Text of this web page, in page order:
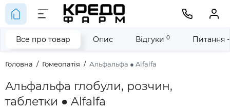
Головна Гомеопатія Альфальфа ● Alfalfa
Альфальфа глобули, розчин,
таблетки ● Alfalfa
Все про товар Опис Відгуки 0 Питання